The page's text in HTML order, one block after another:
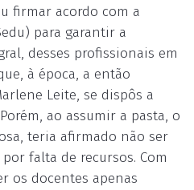
firmar acordo com a
para garantir a
desses profissionais em
à época, a então
Leite, se dispôs a
ao assumir a pasta, o
teria afirmado não ser
falta de recursos. Com
os docentes apenas